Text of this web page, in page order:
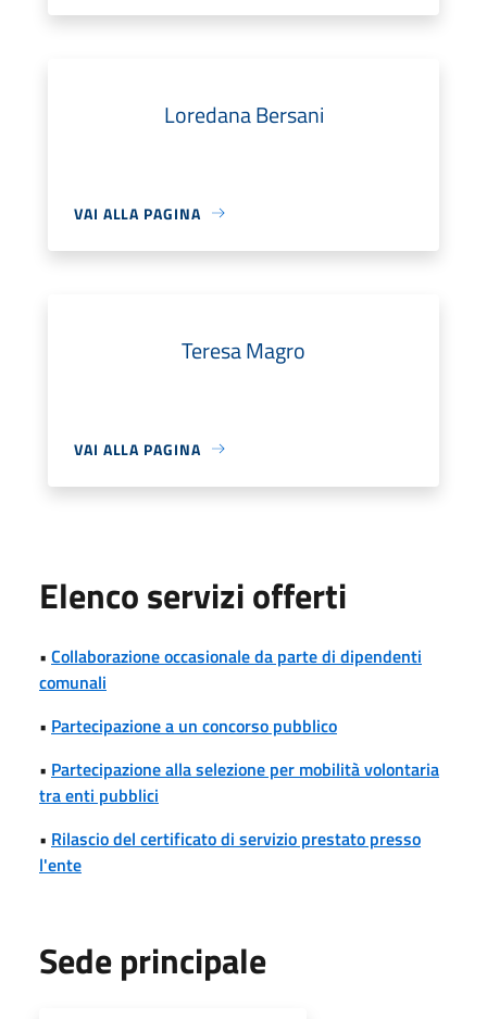
Loredana Bersani
VAI ALLA PAGINA
Teresa Magro
VAI ALLA PAGINA
Elenco servizi offerti
• Collaborazione occasionale da parte di dipendenti
comunali
• Partecipazione a un concorso pubblico
• Partecipazione alla selezione per mobilità volontaria
tra enti pubblici
• Rilascio del certificato di servizio prestato presso
l'ente
Sede principale